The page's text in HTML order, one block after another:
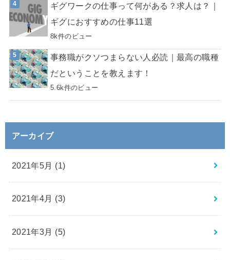
ギグワークの仕事って何がある？求人は？｜
ギグにおすすめの仕事11選
8k件のビュー
事務職がクソつまらない人必読｜最高の職種
だということを教えます！
5.6k件のビュー
アーカイブ
2021年5月 (1)
2021年4月 (3)
2021年3月 (5)